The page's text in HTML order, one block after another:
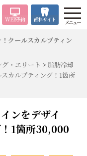
WEB予約 歯科サイト メニュー
クールスカルプティン
・エリート > 脂肪冷却
カルプティング！1箇所
ンをデザイ
1箇所30,000